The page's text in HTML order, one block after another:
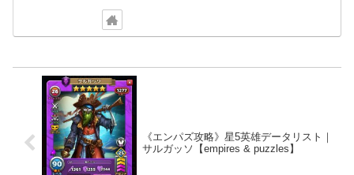
《エンパズ攻略》星5英雄データリスト｜
サルガッソ【empires & puzzles】